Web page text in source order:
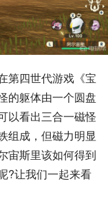
第四世代游戏《宝
的躯体由一个圆盘
以看出三合一磁怪
组成，但磁力明显
宙斯里该如何得到
?让我们一起来看